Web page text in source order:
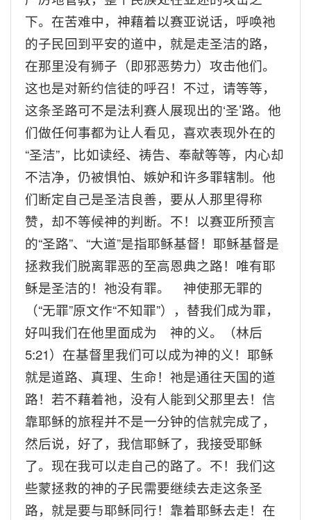
下。在苦难中，神藉着以赛亚说话，呼唤祂
的子民回到平安的道中，就是走圣洁的路，
在那里没有狮子（即邪恶势力）攻击他们。
这也是对新约信徒的呼召！不过，请等等，
这条圣路可不是法利赛人展现出的‘圣’路。他
们做任何事都为让人看见，喜欢表现外在的
“圣洁”，比如读经、祷告、奉献等等，内心却
不洁净，仍被惧怕、嫉妒和许多罪辖制。他
们断定自己是圣洁良善，要从人那里得称
赞，却不等候神的判断。不！以赛亚所预言
的“圣路”、 “大道”是指耶稣基督！耶稣基督是
拯救我们脱离罪恶的至高恩典之路！唯有耶
稣是圣洁的！祂没有罪。 神使那无罪的
（“无罪”原文作“不知罪”），替我们成为罪，
好叫我们在他里面成为 神的义。（林后
5:21）在基督里我们可以成为神的义！耶稣
就是道路、真理、生命！祂是通往天国的道
路！若不藉着祂，没有人能到父那里去！信
靠耶稣的旅程并不是一分钟的信就完成了，
然后说，好了，我信耶稣了，我接受耶稣
了。现在我可以走自己的路了。不！我们这
些蒙拯救的神的子民需要继续去走这条圣
路，就是要与耶稣同行！靠着耶稣去走！在